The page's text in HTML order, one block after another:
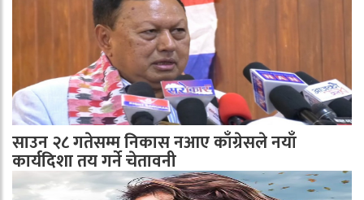
साउन २८ गतेसम्म निकास नआए काँग्रेसले नयाँ
कार्यदिशा तय गर्ने चेतावनी